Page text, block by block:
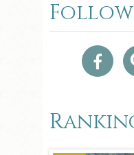
Follow